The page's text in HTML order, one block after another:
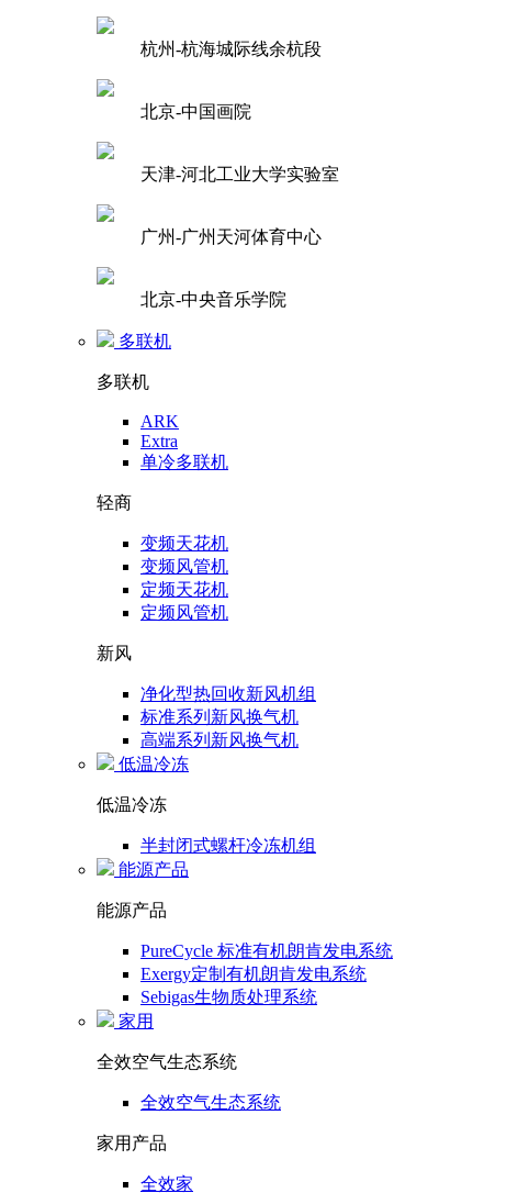
杭州-杭海城际线余杭段
北京-中国画院
天津-河北工业大学实验室
广州-广州天河体育中心
北京-中央音乐学院
多联机
多联机
ARK
Extra
单冷多联机
轻商
变频天花机
变频风管机
定频天花机
定频风管机
新风
净化型热回收新风机组
标准系列新风换气机
高端系列新风换气机
低温冷冻
低温冷冻
半封闭式螺杆冷冻机组
能源产品
能源产品
PureCycle 标准有机朗肯发电系统
Exergy定制有机朗肯发电系统
Sebigas生物质处理系统
家用
全效空气生态系统
全效空气生态系统
家用产品
全效家